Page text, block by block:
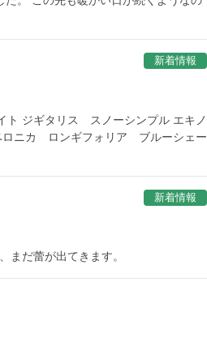
新着情報
ト ジギタリス スノーシンプル エキノ
ロニカ ロンギフォリア ブルーシェー
新着情報
まだ蕾が出てきます。